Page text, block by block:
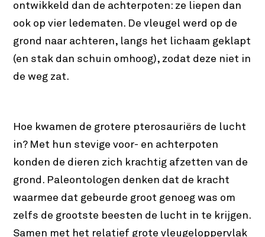
ontwikkeld dan de achterpoten: ze liepen dan
ook op vier ledematen. De vleugel werd op de
grond naar achteren, langs het lichaam geklapt
(en stak dan schuin omhoog), zodat deze niet in
de weg zat.
Hoe kwamen de grotere pterosauriërs de lucht
in? Met hun stevige voor- en achterpoten
konden de dieren zich krachtig afzetten van de
grond. Paleontologen denken dat de kracht
waarmee dat gebeurde groot genoeg was om
zelfs de grootste beesten de lucht in te krijgen.
Samen met het relatief grote vleugeloppervlak